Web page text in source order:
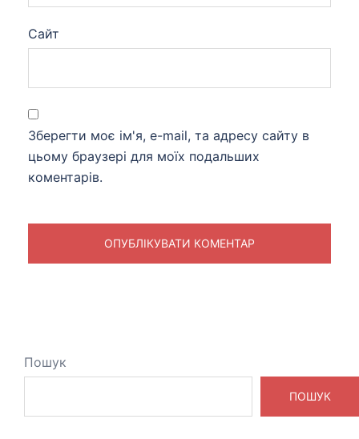
Сайт
Зберегти моє ім'я, e-mail, та адресу сайту в
цьому браузері для моїх подальших
коментарів.
Пошук
ПОШУК